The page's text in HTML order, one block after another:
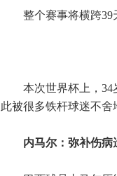
整个赛事将横跨39
本次世界杯上，34
此被很多铁杆球迷不舍
内马尔：弥补伤病